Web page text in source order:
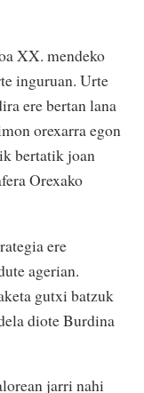
XX. mendeko
inguruan. Urte
ere bertan lana
orexarra egon
bertatik joan
Orexako
ere
agerian.
gutxi batzuk
diote Burdina
jarri nahi